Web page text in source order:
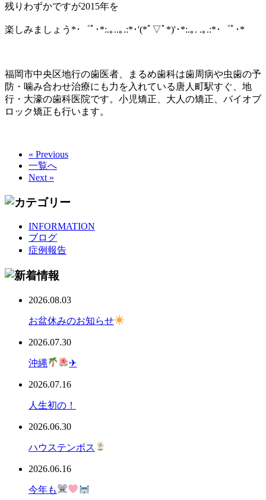
残りわずかですが2015年を
楽しみましょう*･゜ﾟ･*:.｡..｡.:*･'(*ﾟ▽ﾟ*)'･*:.｡. .｡.:*･゜ﾟ･*
福岡市中央区地行の歯医者、まるめ歯科は歯周病や虫歯の予
防・噛み合わせ治療にも力を入れている唐人町駅すぐ、地
行・大濠の歯科医院です。小児矯正、大人の矯正、バイオブ
ロック矯正も行います。
« Previous
一覧へ
Next »
INFORMATION
ブログ
症例報告
2026.08.03
お盆休みのお知らせ
2026.07.30
沖縄 ✈
2026.07.16
人生初の！
2026.06.30
ハウステンボス
2026.06.16
今年も